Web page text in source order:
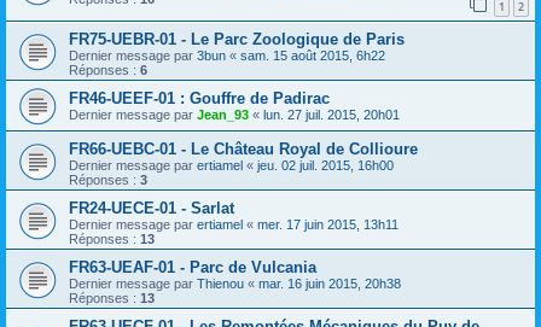
1 2
FR75-UEBR-01 - Le Parc Zoologique de Paris
Dernier message par 3bun « sam. 15 août 2015, 6h22
Réponses : 6
FR46-UEEF-01 : Gouffre de Padirac
Dernier message par Jean_93 « lun. 27 juil. 2015, 20h01
FR66-UEBC-01 - Le Château Royal de Collioure
Dernier message par ertiamel « jeu. 02 juil. 2015, 16h00
Réponses : 3
FR24-UECE-01 - Sarlat
Dernier message par ertiamel « mer. 17 juin 2015, 13h11
Réponses : 13
FR63-UEAF-01 - Parc de Vulcania
Dernier message par Thienou « mar. 16 juin 2015, 20h38
Réponses : 13